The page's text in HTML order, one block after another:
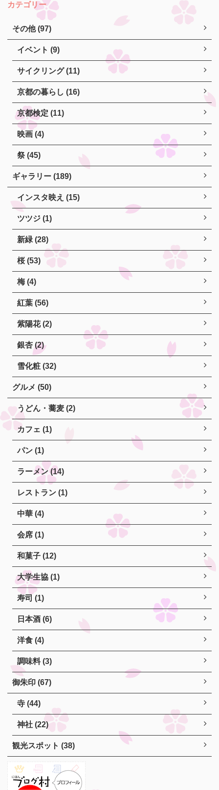
カテゴリー
その他 (97)
イベント (9)
サイクリング (11)
京都の暮らし (16)
京都検定 (11)
映画 (4)
祭 (45)
ギャラリー (189)
インスタ映え (15)
ツツジ (1)
新緑 (28)
桜 (53)
梅 (4)
紅葉 (56)
紫陽花 (2)
銀杏 (2)
雪化粧 (32)
グルメ (50)
うどん・蕎麦 (2)
カフェ (1)
パン (1)
ラーメン (14)
レストラン (1)
中華 (4)
会席 (1)
和菓子 (12)
大学生協 (1)
寿司 (1)
日本酒 (6)
洋食 (4)
調味料 (3)
御朱印 (67)
寺 (44)
神社 (22)
観光スポット (38)